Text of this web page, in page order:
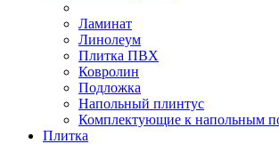
Ламинат
Линолеум
Плитка ПВХ
Ковролин
Подложка
Напольный плинтус
Комплектующие к напольным
Плитка